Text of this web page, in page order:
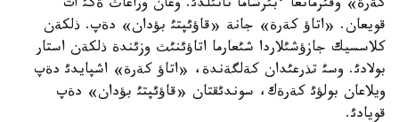
كةرة» وقئرمانعا ءبئرشاما تانئلدئ. وعان وراعاث ةكئ ات
قويعان. «اتاؤ كةرة» جانة «قاؤئپتئ بؤدان» دةپ. ذلكةن
كلاسسيك جازؤشئلاردا شئعارما اتاؤئنئث وزئندة ذلكةن استار
بولادئ. وسئ تذرعئدان كةلگةندة، «اتاؤ كةرة» اشپايدئ دةپ
ويلاعان بولؤئ كةرةك، سوندئقتان «قاؤئپتئ بؤدان» دةپ
قويادئ.